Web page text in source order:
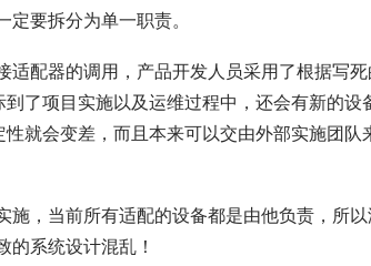
要拆分为单一职责。
配器的调用，产品开发人员采用了根据写死
了项目实施以及运维过程中，还会有新的设
就会变差，而且本来可以交由外部实施团队
施，当前所有适配的设备都是由他负责，所以
系统设计混乱！